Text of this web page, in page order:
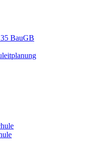
BauGB